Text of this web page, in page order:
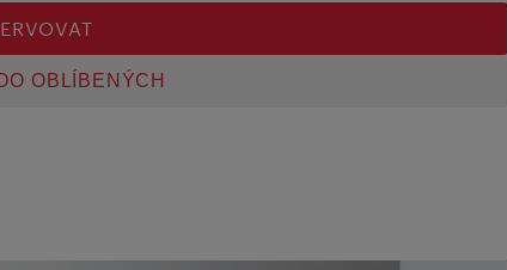
OBLÍBENÝCH